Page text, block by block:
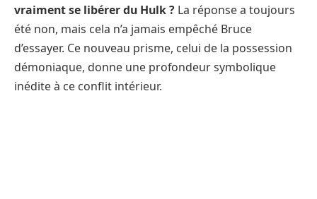
vraiment se libérer du Hulk ? La réponse a toujours
été non, mais cela n’a jamais empêché Bruce
d’essayer. Ce nouveau prisme, celui de la possession
démoniaque, donne une profondeur symbolique
inédite à ce conflit intérieur.